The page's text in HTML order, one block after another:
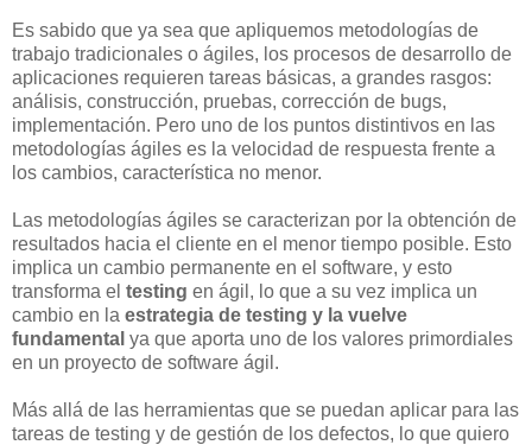
Es sabido que ya sea que apliquemos metodologías de
trabajo tradicionales o ágiles, los procesos de desarrollo de
aplicaciones requieren tareas básicas, a grandes rasgos:
análisis, construcción, pruebas, corrección de bugs,
implementación. Pero uno de los puntos distintivos en las
metodologías ágiles es la velocidad de respuesta frente a
los cambios, característica no menor.
Las metodologías ágiles se caracterizan por la obtención de
resultados hacia el cliente en el menor tiempo posible. Esto
implica un cambio permanente en el software, y esto
transforma el testing en ágil, lo que a su vez implica un
cambio en la estrategia de testing y la vuelve
fundamental ya que aporta uno de los valores primordiales
en un proyecto de software ágil.
Más allá de las herramientas que se puedan aplicar para las
tareas de testing y de gestión de los defectos, lo que quiero